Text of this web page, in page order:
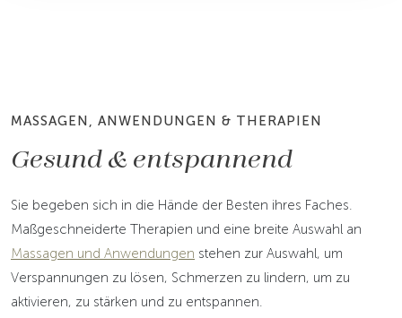
MASSAGEN, ANWENDUNGEN & THERAPIEN
Gesund & entspannend
Sie begeben sich in die Hände der Besten ihres Faches.
Maßgeschneiderte Therapien und eine breite Auswahl an
Massagen und Anwendungen stehen zur Auswahl, um
Verspannungen zu lösen, Schmerzen zu lindern, um zu
aktivieren, zu stärken und zu entspannen.